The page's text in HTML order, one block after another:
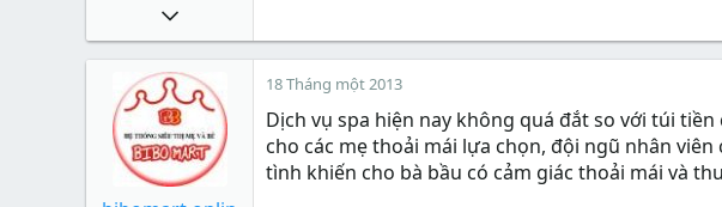
0
Xu
18 Tháng một 2013
Dịch vụ spa hiện nay không quá đắt so với túi tiền
cho các mẹ thoải mái lựa chọn, đội ngũ nhân
tình khiến cho bà bầu có cảm giác thoải mái và